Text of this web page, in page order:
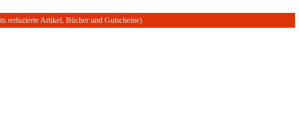
reduzierte Artikel, Bücher und Gutscheine)